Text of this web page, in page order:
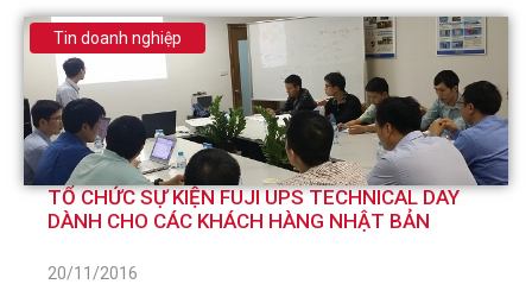
Tin doanh nghiệp
TỔ CHỨC SỰ KIỆN FUJI UPS TECHNICAL DAY
DÀNH CHO CÁC KHÁCH HÀNG NHẬT BẢN
20/11/2016